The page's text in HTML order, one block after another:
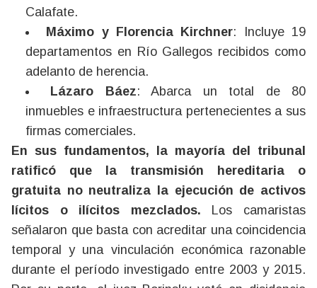
Calafate.
Máximo y Florencia Kirchner: Incluye 19
departamentos en Río Gallegos recibidos como
adelanto de herencia.
Lázaro Báez: Abarca un total de 80
inmuebles e infraestructura pertenecientes a sus
firmas comerciales.
En sus fundamentos, la mayoría del tribunal
ratificó que la transmisión hereditaria o
gratuita no neutraliza la ejecución de activos
lícitos o ilícitos mezclados. Los camaristas
señalaron que basta con acreditar una coincidencia
temporal y una vinculación económica razonable
durante el período investigado entre 2003 y 2015.